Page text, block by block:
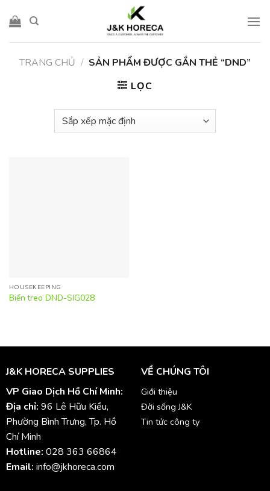
TRANG CHỦ / SẢN PHẨM ĐƯỢC GẮN THẺ “DND”
LỌC
HOUSEKEEPING
Biển treo DND-SIG028
J&K HORECA SUPPLIES
VP Giao Dịch Hồ Chí Minh:
Địa chỉ: 96 Lê Hữu Kiều,
Phường Bình Trưng, Tp. Hồ
Chí Minh
Hotline: 028 363 66864
Email: info@jkhoreca.com
VỀ CHÚNG TÔI
Giới thiệu
Đời sống J&K
Tin tức công ty